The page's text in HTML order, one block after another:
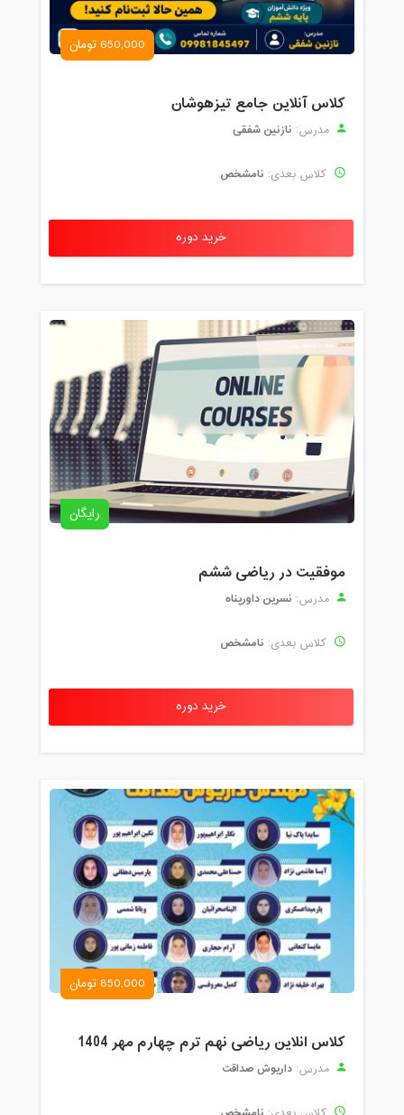
650,000 تومان
کلاس آنلاین جامع تیزهوشان
مدرس: نازنین شفقی
کلاس بعدی: نامشخص
خرید دوره
رایگان
موفقیت در ریاضی ششم
مدرس: نسرین داورپناه
کلاس بعدی: نامشخص
خرید دوره
850,000 تومان
کلاس انلاین ریاضی نهم ترم چهارم مهر 1404
مدرس: داریوش صداقت